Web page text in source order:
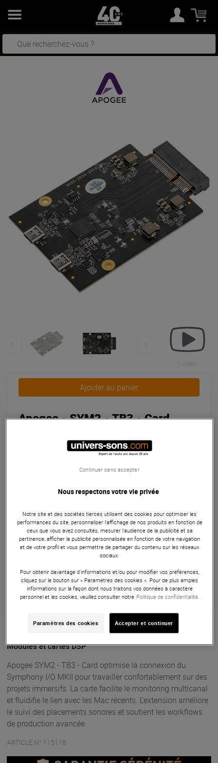
1 vidéo
Ajouter au panier
Apogee - SYM2 - TB3 - Card
Symphony I/O Mk II
Livraison Gratuite
Payer en 3x 4x 10x 12x
199,67 €/ mois
Mensualités :
2x199.67 €
Coût de financement :
0 €
TAEG fixe : 0
Garantie3 ans
Eligible à la Garantie Sérénité
Modules et cartes DSP
Apogee SYM2 - TB3 - Card optimise la connexion du
Symphony I/O MKII pour travailler confortablement sur des
projets immersifs. La carte facilite le monitoring multicanal
et fluidifie le lien avec les Mac récents. L’extension améliore
le suivi des placements sonores et soutient les workflows
de production avancée.
ARTICLE N° 115118
Nous respectons votre vie privée
Notre site et des sociétés tierces utilisent des cookies pour optimiser les
performances du site, personnaliser l’affichage de nos produits en fonction de
ceux que vous avez consultés, mesurer l'audience de la publicité et sa
pertinence, afficher la publicité personnalisée en fonction de votre navigation
et de votre profil et vous permettre de partager du contenu sur les réseaux
sociaux.
Pour obtenir davantage d'informations et/ou pour modifier vos préférences,
cliquez sur le bouton sur « Paramètres des cookies ». Pour de plus amples
informations sur la façon dont nous traitons vos données à caractère
personnel et les cookies, veuillez consulter notre Politique de confidentialité.
Paramètres des cookies Accepter et continuer
Continuer sans accepter